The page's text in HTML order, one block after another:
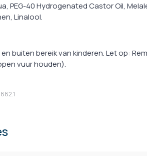
PEG-40 Hydrogenated Castor Oil,
Linalool.
buiten bereik van kinderen. Let op:
vuur houden).